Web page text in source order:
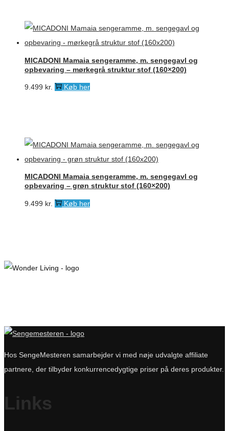
MICADONI Mamaia sengeramme, m. sengegavl og
opbevaring – mørkegrå struktur stof (160×200)
9.499 kr. Køb her
MICADONI Mamaia sengeramme, m. sengegavl og
opbevaring – grøn struktur stof (160×200)
9.499 kr. Køb her
Hos SengeMesteren samarbejder vi med nøje udvalgte affiliate
partnere, der tilbyder konkurrencedygtige priser på deres produkter.
Links